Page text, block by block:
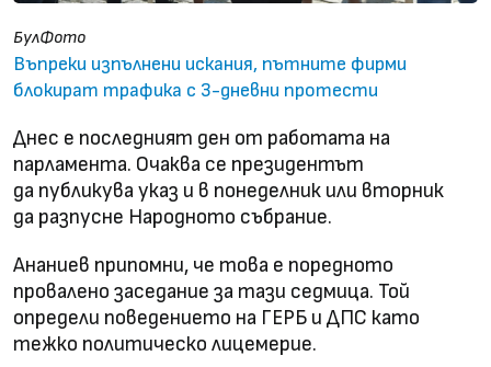
БулФото
Въпреки изпълнени искания, пътните фирми
блокират трафика с 3-дневни протести
Днес е последният ден от работата на
парламента. Очаква се президентът
да публикува указ и в понеделник или вторник
да разпусне Народното събрание.
Ананиев припомни, че това е поредното
провалено заседание за тази седмица. Той
определи поведението на ГЕРБ и ДПС като
тежко политическо лицемерие.